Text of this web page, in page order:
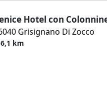
Hotel con
Grisignano Di Zocco
6,1 km